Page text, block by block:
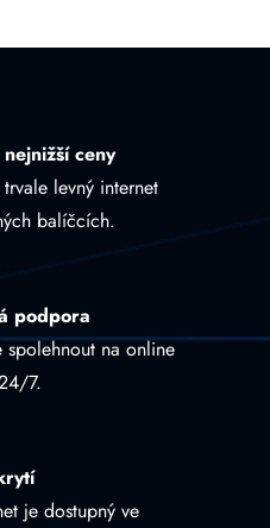
ceny
levný internet
balíčcích.
podpora
spolehnout na online
7.
je dostupný ve